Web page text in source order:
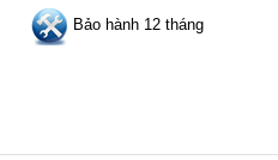
Bảo hành 12 tháng